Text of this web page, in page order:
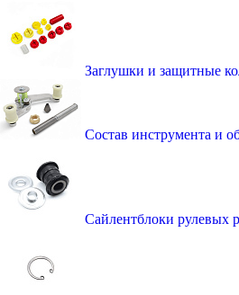
Заглушки и защитные
Состав инструмента и
Сайлентблоки рулевых